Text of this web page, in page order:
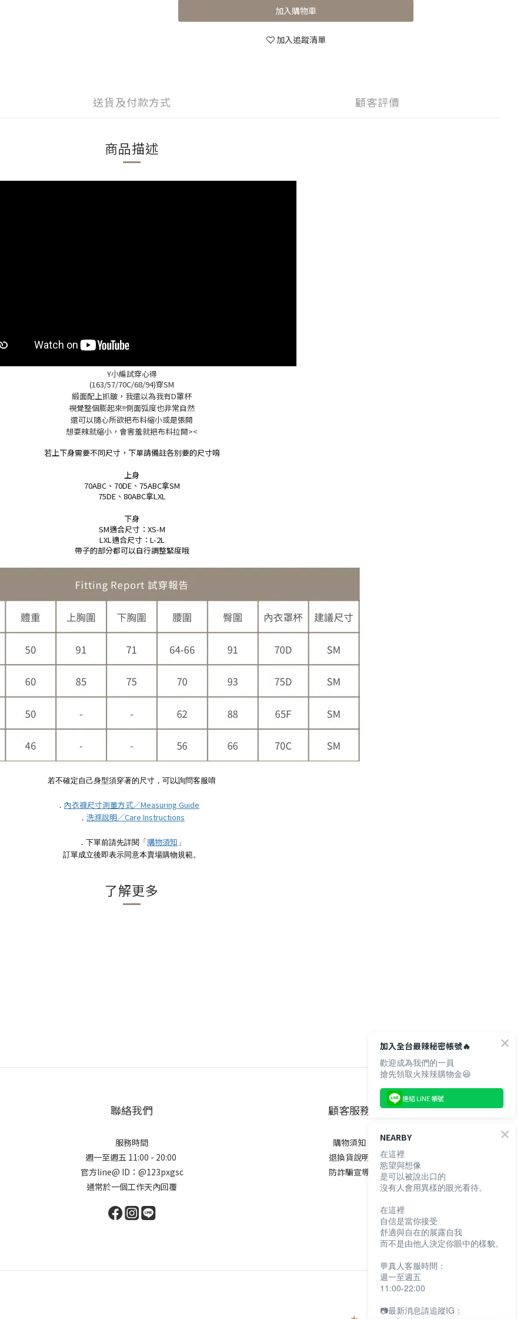
加入購物車
加入追蹤清單
送貨及付款方式 顧客評價
商品描述
Y小編試穿心得
(163/57/70C/68/94)穿SM
緞面配上抓皺，我還以為我有D罩杯
視覺整個膨起來!!側面弧度也非常自然
還可以隨心所欲把布料縮小或是張開
想耍辣就縮小，會害羞就把布料拉開><
若上下身需要不同尺寸，下單請備註各別要的尺寸唷
上身
70ABC、 70DE、75ABC拿SM
75DE、80ABC拿LXL
下身
SM適合尺寸：XS-M
LXL適合尺寸：L-2L
帶子的部分都可以自行調整緊度哦
若不確定自己身型須穿著的尺寸，可以詢問客服唷
． 內衣褲尺寸測量方式／Measuring Guide
． 洗滌說明／Care Instructions
．下單前請先詳閱「 購物須知 」
訂單成立後即表示同意本賣場購物規範。
了解更多
聯絡我們
服務時間
週一至週五 11:00 - 20:00
官方line@ ID：@123pxgsc
通常於一個工作天內回覆
顧客服務
購物須知
退換貨說明
防詐騙宣導
加入全台最辣秘密帳號🔥
歡迎成為我們的一員
搶先領取火辣辣購物金😆
連結 LINE 帳號
NEARBY
在這裡
慾望與想像
是可以被說出口的
沒有人會用異樣的眼光看待。
在這裡
自信是當你接受
舒適與自在的展露自我
而不是由他人決定你眼中的樣貌。
💬真人客服時間：
週一至週五
11:00-22:00
📷最新消息請追蹤IG：